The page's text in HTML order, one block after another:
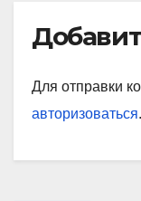
Для отправки
авторизоваться.